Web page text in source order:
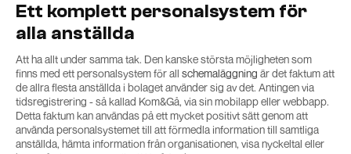
Ett komplett personalsystem för
alla anställda
Att ha allt under samma tak. Den kanske största möjligheten som
finns med ett personalsystem för all schemaläggning är det faktum att
de allra flesta anställda i bolaget använder sig av det. Antingen via
tidsregistrering - så kallad Kom&Gå, via sin mobilapp eller webbapp.
Detta faktum kan användas på ett mycket positivt sätt genom att
använda personalsystemet till att förmedla information till samtliga
anställda, hämta information från organisationen, visa nyckeltal eller